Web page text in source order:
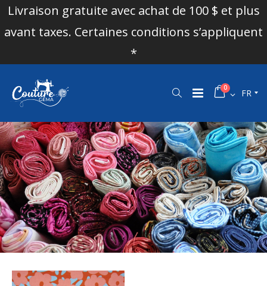
Livraison gratuite avec achat de 100 $ et plus
avant taxes. Certaines conditions s’appliquent
*
0 FR